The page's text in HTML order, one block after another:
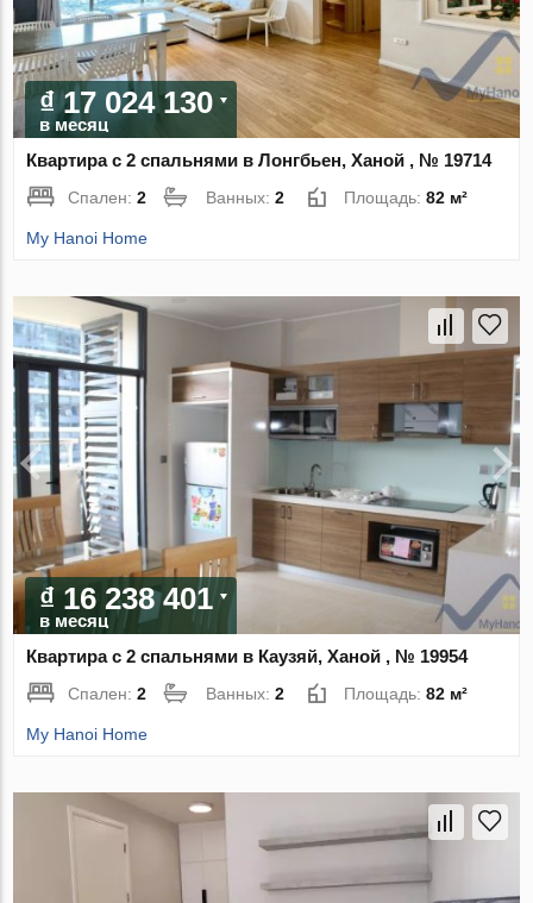
₫ 17 024 130
в месяц
Квартира с 2 спальнями в Лонгбьен, Ханой , № 19714
Спален:2 Ванных:2 Площадь:82 м²
My Hanoi Home
₫ 16 238 401
в месяц
Квартира с 2 спальнями в Каузяй, Ханой , № 19954
Спален:2 Ванных:2 Площадь:82 м²
My Hanoi Home